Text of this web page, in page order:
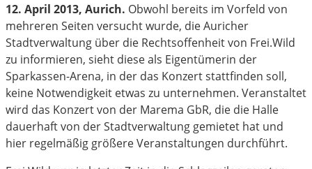
12. April 2013, Aurich. Obwohl bereits im Vorfeld von
mehreren Seiten versucht wurde, die Auricher
Stadtverwaltung über die Rechtsoffenheit von Frei.Wild
zu informieren, sieht diese als Eigentümerin der
Sparkassen-Arena, in der das Konzert stattfinden soll,
keine Notwendigkeit etwas zu unternehmen. Veranstaltet
wird das Konzert von der Marema GbR, die die Halle
dauerhaft von der Stadtverwaltung gemietet hat und
hier regelmäßig größere Veranstaltungen durchführt.